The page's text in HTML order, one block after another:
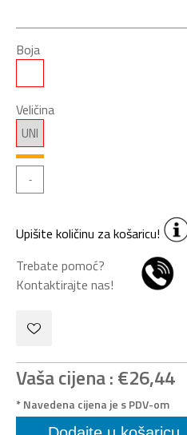
Boja
Veličina
UNI
Upišite količinu za košaricu!
Trebate pomoć?
Kontaktirajte nas!
Vaša cijena :€26,44
* Navedena cijena je s PDV-om